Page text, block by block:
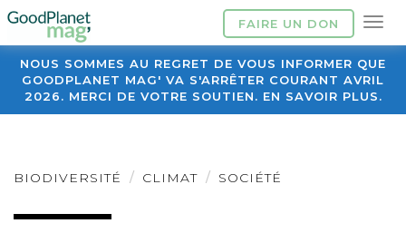
FAIRE UN DON
NOUS SOMMES AU REGRET DE VOUS INFORMER QUE
GOODPLANET MAG' VA S'ARRÊTER COURANT AVRIL
2026. MERCI DE VOTRE SOUTIEN. EN SAVOIR PLUS.
BIODIVERSITÉ CLIMAT SOCIÉTÉ